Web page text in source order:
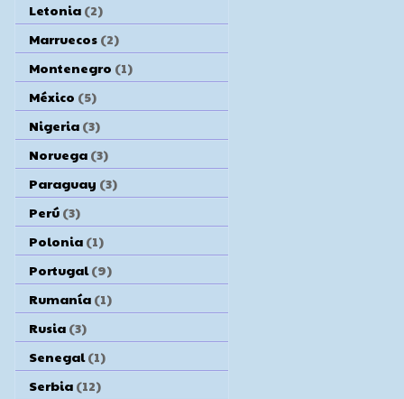
Letonia (2)
Marruecos (2)
Montenegro (1)
México (5)
Nigeria (3)
Noruega (3)
Paraguay (3)
Perú (3)
Polonia (1)
Portugal (9)
Rumanía (1)
Rusia (3)
Senegal (1)
Serbia (12)